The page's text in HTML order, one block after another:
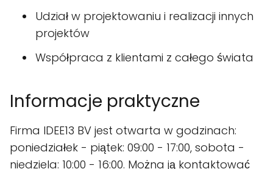
Udział w projektowaniu i realizacji innych
projektów
Współpraca z klientami z całego świata
Informacje praktyczne
Firma IDEE13 BV jest otwarta w godzinach:
poniedziałek - piątek: 09:00 - 17:00, sobota -
niedziela: 10:00 - 16:00. Można ją kontaktować